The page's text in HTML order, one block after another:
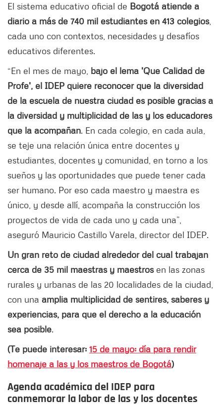
El sistema educativo oficial de Bogotá atiende a
diario a más de 740 mil estudiantes en 413 colegios,
cada uno con contextos, necesidades y desafíos
educativos diferentes.
“En el mes de mayo, bajo el lema 'Que Calidad de
Profe', el IDEP quiere reconocer que la diversidad
de la escuela de nuestra ciudad es posible gracias a
la diversidad y multiplicidad de las y los educadores
que la acompañan. En cada colegio, en cada aula,
se teje una relación única entre docentes y
estudiantes, docentes y comunidad, en torno a los
sueños y las oportunidades que puede tener cada
ser humano. Por eso cada maestro y maestra es
único, y desde allí, acompaña la construcción los
proyectos de vida de cada uno y cada una”,
aseguró Mauricio Castillo Varela, director del IDEP.
Un gran reto de ciudad alrededor del cual trabajan
cerca de 35 mil maestras y maestrosen las zonas
rurales y urbanas de las 20 localidades de la ciudad,
con una amplia multiplicidad de sentires, saberes y
experiencias, para que el derecho a la educación
sea posible.
(Te puede interesar: 15 de mayo: día para rendir
homenaje a las y los maestros de Bogotá)
Agenda académica del IDEP para
conmemorar la labor de las y los docentes